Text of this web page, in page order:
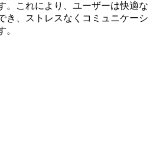
。これにより、ユーザーは快適な
き、ストレスなくコミュニケーシ
。